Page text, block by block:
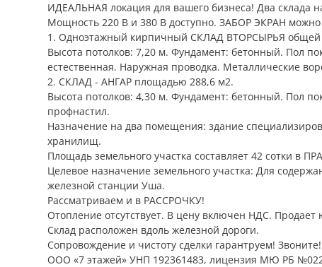
ИДЕАЛЬНАЯ локация для вашего бизнеса! Два склада
Мощность 220 В и 380 В доступно. ЗАБОР ЭКРАН можно
1. Одноэтажный кирпичный СКЛАД ВТОРСЫРЬЯ
Высота потолков: 7,20 м. Фундамент: бетонный. Пол
естественная. Наружная проводка. Металлические
2. СКЛАД - АНГАР площадью 288,6 м2.
Высота потолков: 4,30 м. Фундамент: бетонный. Пол
профнастил.
Назначение на два помещения: здание
хранилищ.
Площадь земельного участка составляет 42 сотки
Целевое назначение земельного участка: Для
железной станции Уша.
Рассматриваем и в РАССРОЧКУ!
Отопление отсутствует. В цену включен НДС.
Склад расположен вдоль железной дороги.
Сопровождение и чистоту сделки гарантруем! Звоните!
ООО «7 этажей» УНП 192361483, лицензия МЮ РБ